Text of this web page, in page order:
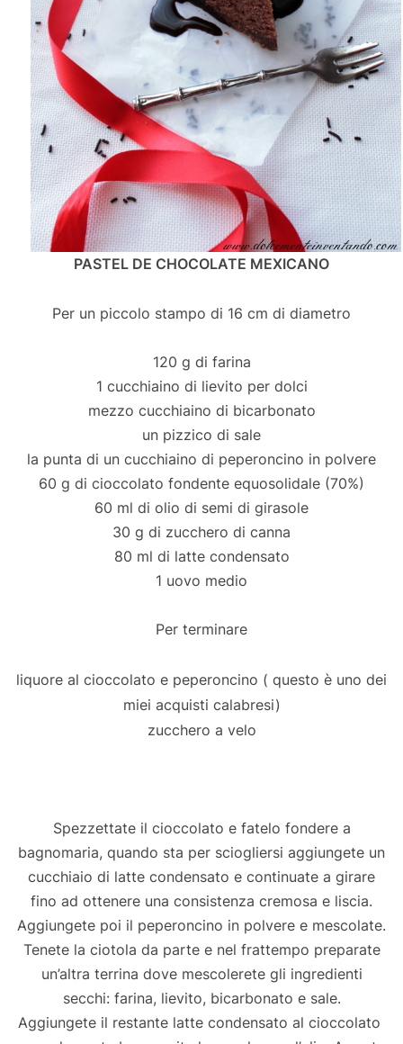
PASTEL DE CHOCOLATE MEXICANO
Per un piccolo stampo di 16 cm di diametro
120 g di farina
1 cucchiaino di lievito per dolci
mezzo cucchiaino di bicarbonato
un pizzico di sale
la punta di un cucchiaino di peperoncino in polvere
60 g di cioccolato fondente equosolidale (70%)
60 ml di olio di semi di girasole
30 g di zucchero di canna
80 ml di latte condensato
1 uovo medio
Per terminare
liquore al cioccolato e peperoncino ( questo è uno dei
miei acquisti calabresi)
zucchero a velo
Spezzettate il cioccolato e fatelo fondere a
bagnomaria, quando sta per sciogliersi aggiungete un
cucchiaio di latte condensato e continuate a girare
fino ad ottenere una consistenza cremosa e liscia.
Aggiungete poi il peperoncino in polvere e mescolate.
Tenete la ciotola da parte e nel frattempo preparate
un’altra terrina dove mescolerete gli ingredienti
secchi: farina, lievito, bicarbonato e sale.
Aggiungete il restante latte condensato al cioccolato